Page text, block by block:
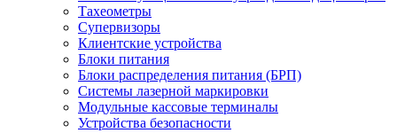
Тахеометры
Супервизоры
Клиентские устройства
Блоки питания
Блоки распределения питания (БРП)
Системы лазерной маркировки
Модульные кассовые терминалы
Устройства безопасности